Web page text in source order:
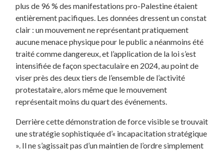
plus de 96 % des manifestations pro-Palestine étaient
entièrement pacifiques. Les données dressent un constat
clair : un mouvement ne représentant pratiquement
aucune menace physique pour le public a néanmoins été
traité comme dangereux, et l’application de la loi s’est
intensifiée de façon spectaculaire en 2024, au point de
viser près des deux tiers de l’ensemble de l’activité
protestataire, alors même que le mouvement
représentait moins du quart des événements.
Derrière cette démonstration de force visible se trouvait
une stratégie sophistiquée d’« incapacitation stratégique
». Il ne s’agissait pas d’un maintien de l’ordre simplement